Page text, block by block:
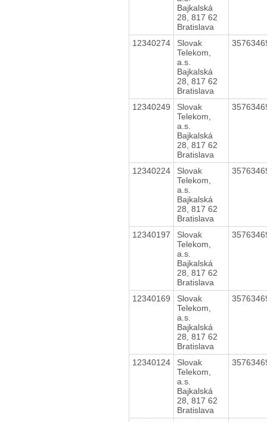
Bajkalská
28, 817 62
Bratislava
12340274
Slovak
Telekom,
a.s.
Bajkalská
28, 817 62
Bratislava
12340249
Slovak
Telekom,
a.s.
Bajkalská
28, 817 62
Bratislava
12340224
Slovak
Telekom,
a.s.
Bajkalská
28, 817 62
Bratislava
12340197
Slovak
Telekom,
a.s.
Bajkalská
28, 817 62
Bratislava
12340169
Slovak
Telekom,
a.s.
Bajkalská
28, 817 62
Bratislava
12340124
Slovak
Telekom,
a.s.
Bajkalská
28, 817 62
Bratislava